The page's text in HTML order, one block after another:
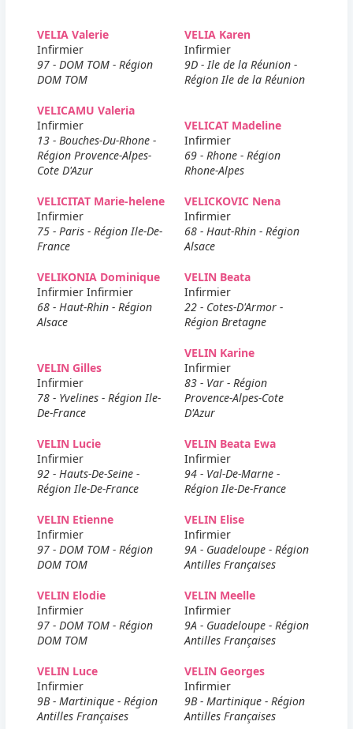
VELIA Valerie
Infirmier
97 - DOM TOM - Région
DOM TOM
VELIA Karen
Infirmier
9D - Ile de la Réunion -
Région Ile de la Réunion
VELICAMU Valeria
Infirmier
13 - Bouches-Du-Rhone -
Région Provence-Alpes-
Cote D'Azur
VELICAT Madeline
Infirmier
69 - Rhone - Région
Rhone-Alpes
VELICITAT Marie-helene
Infirmier
75 - Paris - Région Ile-De-
France
VELICKOVIC Nena
Infirmier
68 - Haut-Rhin - Région
Alsace
VELIKONIA Dominique
Infirmier Infirmier
68 - Haut-Rhin - Région
Alsace
VELIN Beata
Infirmier
22 - Cotes-D'Armor -
Région Bretagne
VELIN Gilles
Infirmier
78 - Yvelines - Région Ile-
De-France
VELIN Karine
Infirmier
83 - Var - Région
Provence-Alpes-Cote
D'Azur
VELIN Lucie
Infirmier
92 - Hauts-De-Seine -
Région Ile-De-France
VELIN Beata Ewa
Infirmier
94 - Val-De-Marne -
Région Ile-De-France
VELIN Etienne
Infirmier
97 - DOM TOM - Région
DOM TOM
VELIN Elise
Infirmier
9A - Guadeloupe - Région
Antilles Françaises
VELIN Elodie
Infirmier
97 - DOM TOM - Région
DOM TOM
VELIN Meelle
Infirmier
9A - Guadeloupe - Région
Antilles Françaises
VELIN Luce
Infirmier
9B - Martinique - Région
Antilles Françaises
VELIN Georges
Infirmier
9B - Martinique - Région
Antilles Françaises